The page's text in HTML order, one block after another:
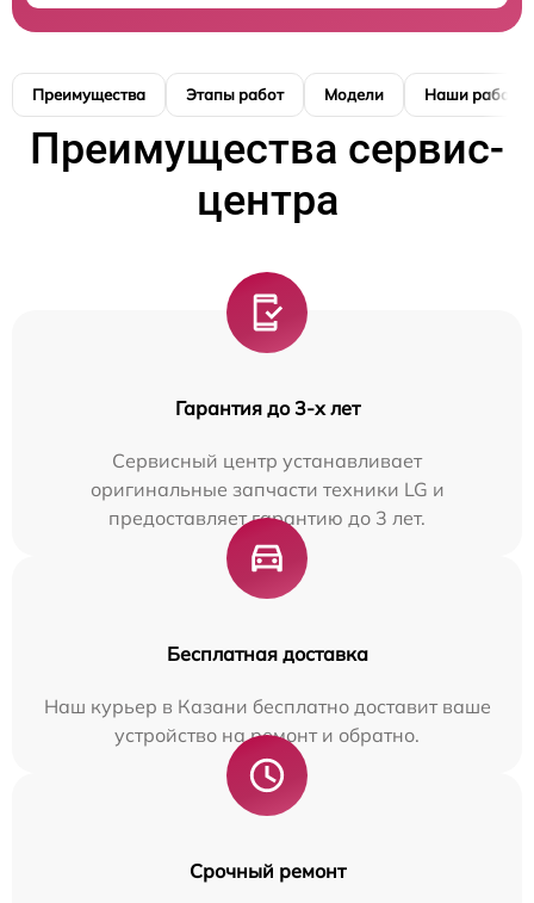
Преимущества Этапы работ Модели Наши работы
Преимущества сервис-
центра
Гарантия до 3-х лет
Сервисный центр устанавливает
оригинальные запчасти техники LG и
предоставляет гарантию до 3 лет.
Бесплатная доставка
Наш курьер в Казани бесплатно доставит ваше
устройство на ремонт и обратно.
Срочный ремонт